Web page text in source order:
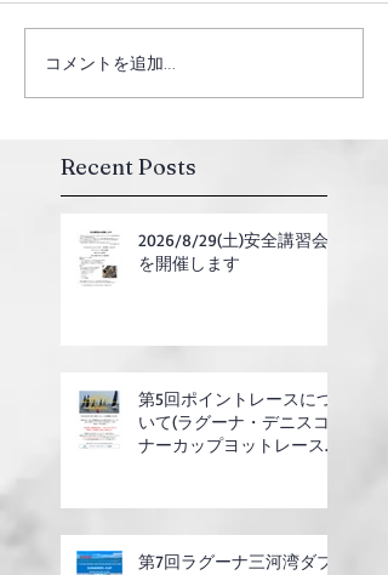
コメントを追加…
Recent Posts
2026/8/29(土)安全講習会
を開催します
第5回ポイントレースにつ
いて(ラグーナ・デニスコ
ナーカップヨットレース合
第7回ラグーナ三河湾ダブ